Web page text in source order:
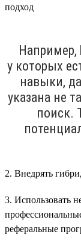
подход
Например,
у которых
навыки,
указана не
поиск.
2. Внедрять
3. Использовать
реферальные